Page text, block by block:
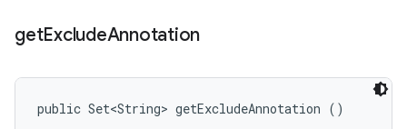
getExcludeAnnotation
public Set<String> getExcludeAnnotation ()